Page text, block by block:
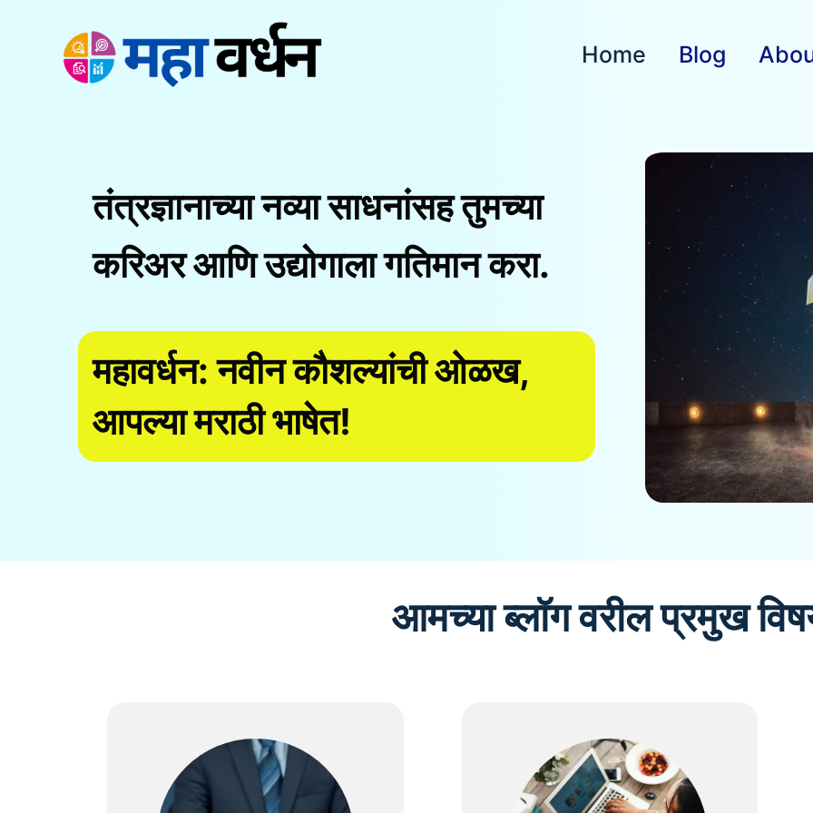
Home Blog
तंत्रज्ञानाच्या नव्या साधनांसह तुमच्या
करिअर आणि उद्योगाला गतिमान करा.
महावर्धन: नवीन कौशल्यांची ओळख,
आपल्या मराठी भाषेत!
आमच्या ब्लॉग वरील प्रमुख